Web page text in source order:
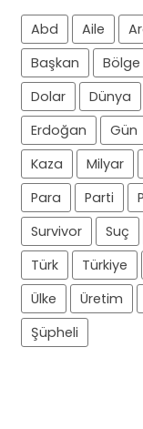
Abd Aile
Başkan
Bölge
Dolar
Dünya
Erdoğan
Gün
Kaza
Milyar
Para
Parti
Survivor
Suç
Türk
Türkiye
Ülke
Üretim
Şüpheli